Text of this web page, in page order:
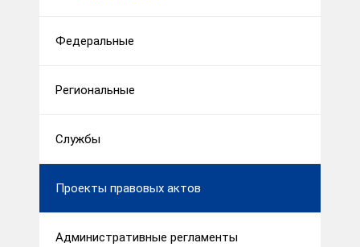
Федеральные
Региональные
Службы
Проекты правовых актов
Административные регламенты